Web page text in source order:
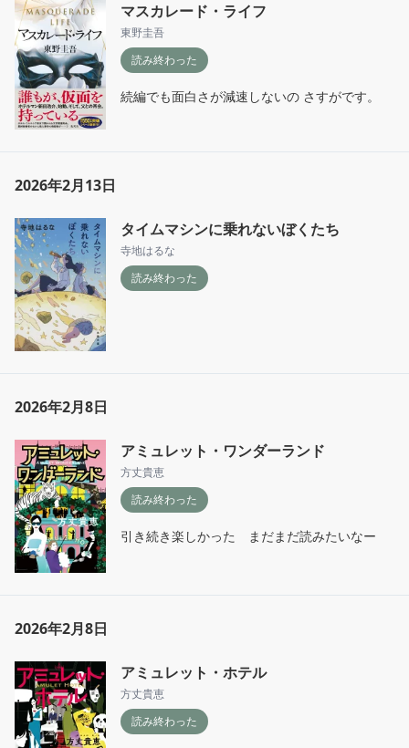
マスカレード・ライフ
東野圭吾
読み終わった
続編でも面白さが減速しないの さすがです。
2026年2月13日
タイムマシンに乗れないぼくたち
寺地はるな
読み終わった
2026年2月8日
アミュレット・ワンダーランド
方丈貴恵
読み終わった
引き続き楽しかった　まだまだ読みたいなー
2026年2月8日
アミュレット・ホテル
方丈貴恵
読み終わった